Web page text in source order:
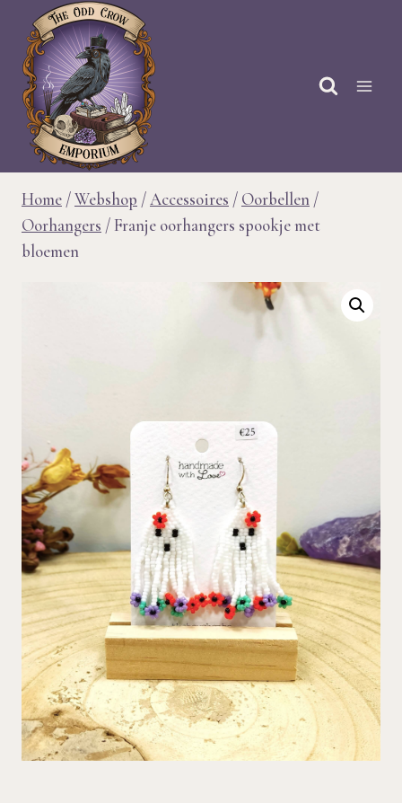
Doorgaan
naar
inhoud
Home /Webshop /Accessoires / Oorbellen /
Oorhangers /Franje oorhangers spookje met
bloemen